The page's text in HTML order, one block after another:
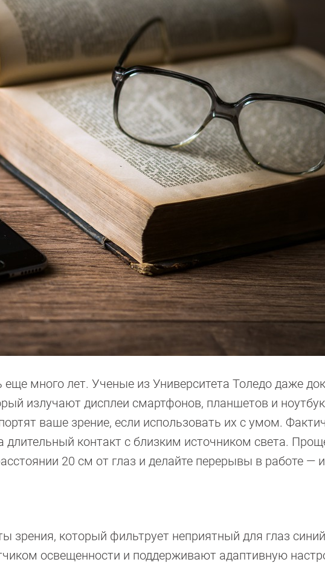
еще много лет. Ученые из Университета Толедо даже
излучают дисплеи смартфонов, планшетов и
ваше зрение, если использовать их с умом.
контакт с близким источником света.
20 см от глаз и делайте перерывы в работе —
зрения, который фильтрует неприятный для глаз
освещенности и поддерживают адаптивную